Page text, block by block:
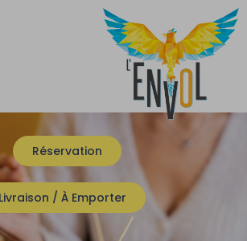
Réservation
Livraison / À Emporter